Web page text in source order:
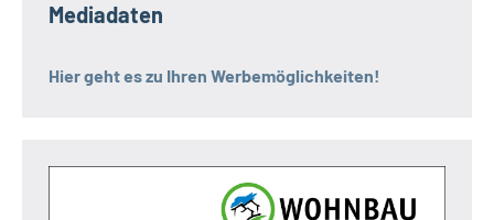
Mediadaten
Hier geht es zu Ihren Werbemöglichkeiten!